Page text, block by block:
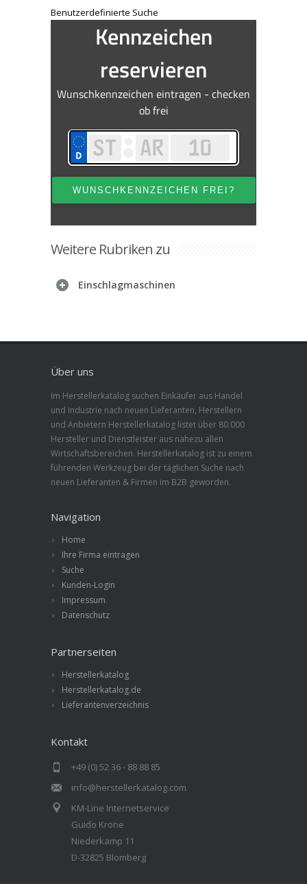
Benutzerdefinierte Suche
Weitere Rubriken zu
Einschlagmaschinen
Über uns
Im Herstellerkatalog suchen Einkäufer aus Handel
und Industrie nach neuen Lieferanten, Herstellern
und Anbietern Herstellerkatalog listet über 80.000
Hersteller und Dienstleister aus nahezu allen
Wirtschaftsbereichen. Herstellerkatalog ist zu einem
führenden Werkzeug bei der täglichen Suche nach
neuen Lieferanten & Firmen im B2B geworden.
Navigation
Home
Ihre Firma eintragen
Suche
Kunden-Login
Impressum
Datenschutz
Partnerseiten
Herstellerkatalog
Herstellerkatalog.de
Lieferantenverzeichnis
Kontakt
+49 (0) 52 36 - 88 88 85
info@herstellerkatalog.com
KM-Line Internetservice
Guido Krone
Niederkamp 11
D-32825 Blomberg